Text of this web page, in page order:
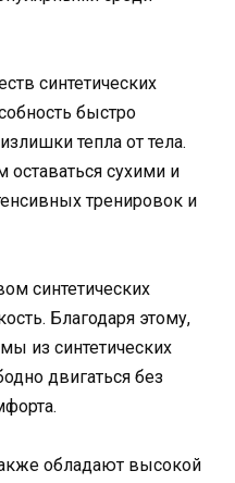
синтетических
быстро
тепла от тела.
оставаться сухими и
тренировок и
синтетических
Благодаря этому,
из синтетических
двигаться без
обладают высокой